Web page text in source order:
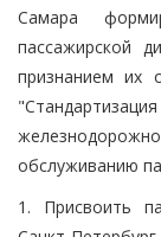
Самара
пассажирской
признанием их
обслуживанию
1. Присвоить